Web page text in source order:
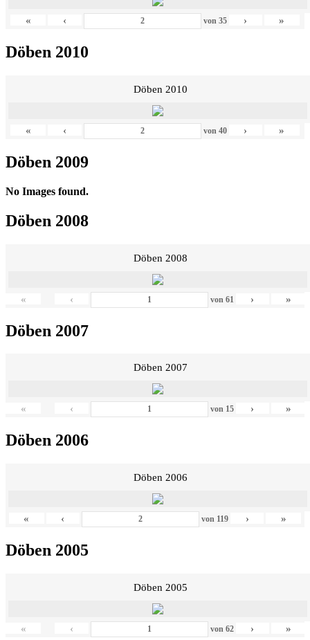
« ‹ von 35 › »
Döben 2010
Döben 2010
« ‹ von 40 › »
Döben 2009
No Images found.
Döben 2008
Döben 2008
« ‹ von 61 › »
Döben 2007
Döben 2007
« ‹ von 15 › »
Döben 2006
Döben 2006
« ‹ von 119 › »
Döben 2005
Döben 2005
« ‹ von 62 › »